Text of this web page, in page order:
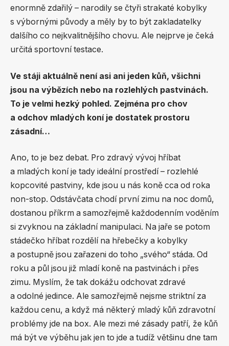
enormně zdařilý – narodily se čtyři strakaté kobylky
s výbornými původy a měly by to být zakladatelky
dalšího co nejkvalitnějšího chovu. Ale nejprve je čeká
určitá sportovní testace.
Ve stáji aktuálně není asi ani jeden kůň, všichni
jsou na výbězích nebo na rozlehlých pastvinách.
To je velmi hezký pohled. Zejména pro chov
a odchov mladých koní je dostatek prostoru
zásadní…
Ano, to je bez debat. Pro zdravý vývoj hříbat
a mladých koní je tady ideální prostředí – rozlehlé
kopcovité pastviny, kde jsou u nás koně cca od roka
non-stop. Odstávčata chodí první zimu na noc domů,
dostanou příkrm a samozřejmě každodenním voděním
si zvyknou na základní manipulaci. Na jaře se potom
stádečko hříbat rozdělí na hřebečky a kobylky
a postupně jsou zařazeni do toho „svého“ stáda. Od
roku a půl jsou již mladí koně na pastvinách i přes
zimu. Myslím, že tak dokážu odchovat zdravé
a odolné jedince. Ale samozřejmě nejsme striktní za
každou cenu, a když má některý mladý kůň zdravotní
problémy jde na box. Ale mezi mé zásady patří, že kůň
má být ve výběhu jak jen to jde a tudíž většinu dne tam